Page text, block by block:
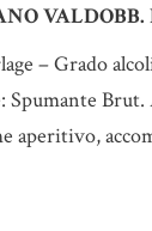
VALDOBB.
– Grado
Spumante Brut.
aperitivo,